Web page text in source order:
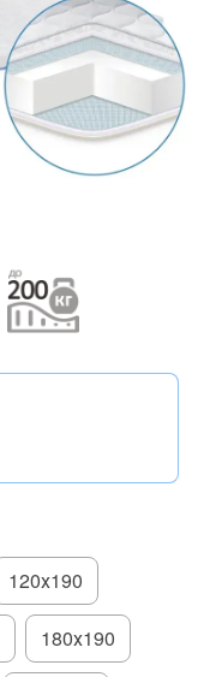
120х190
180х190